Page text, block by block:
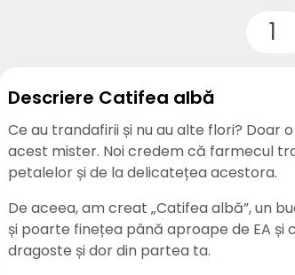
Descriere Catifea albă
Ce au trandafirii și nu au alte flori? Doar
acest mister. Noi credem că farmecul
petalelor și de la delicatețea acestora.
De aceea, am creat „Catifea albă”, un
și poarte finețea până aproape de EA și
dragoste și dor din partea ta.